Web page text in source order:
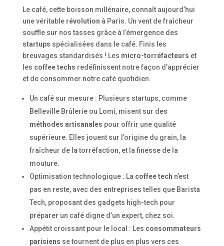
Le café, cette boisson millénaire, connaît aujourd’hui
une véritable révolution à Paris. Un vent de fraîcheur
souffle sur nos tasses grâce à l’émergence des
startups spécialisées dans le café. Finis les
breuvages standardisés ! Les micro-torréfacteurs et
les coffee techs redéfinissent notre façon d’apprécier
et de consommer notre café quotidien.
Un café sur mesure : Plusieurs startups, comme
Belleville Brûlerie ou Lomi, misent sur des
méthodes artisanales pour offrir une qualité
supérieure. Elles jouent sur l’origine du grain, la
fraîcheur de la torréfaction, et la finesse de la
mouture.
Optimisation technologique : La coffee tech n’est
pas en reste, avec des entreprises telles que Barista
Tech, proposant des gadgets high-tech pour
préparer un café digne d’un expert, chez soi.
Appétit croissant pour le local : Les consommateurs
parisiens se tournent de plus en plus vers ces